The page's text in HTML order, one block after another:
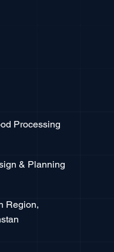
Processing
& Planning
Region,